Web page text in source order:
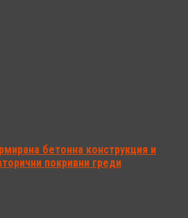
бетонна конструкция и
покривни греди